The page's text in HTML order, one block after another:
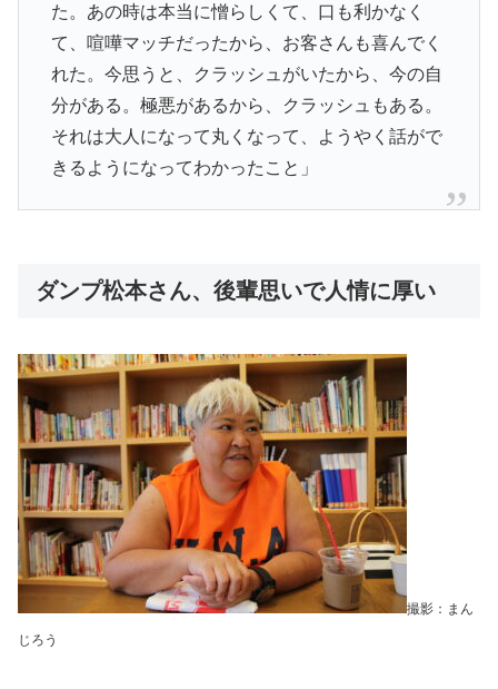
た。あの時は本当に憎らしくて、口も利かなく
て、喧嘩マッチだったから、お客さんも喜んでく
れた。今思うと、クラッシュがいたから、今の自
分がある。極悪があるから、クラッシュもある。
それは大人になって丸くなって、ようやく話がで
きるようになってわかったこと」
ダンプ松本さん、後輩思いで人情に厚い
撮影：まん
じろう